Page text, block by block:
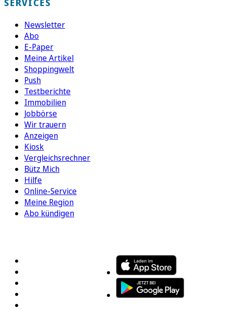
Newsletter
Abo
E-Paper
Meine Artikel
Shoppingwelt
Push
Testberichte
Immobilien
Jobbörse
Wir trauern
Anzeigen
Kiosk
Vergleichsrechner
Bütz Mich
Hilfe
Online-Service
Meine Region
Abo kündigen